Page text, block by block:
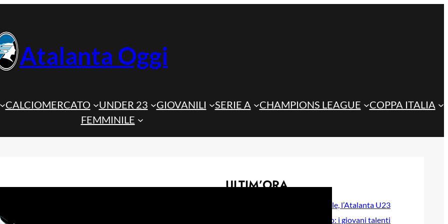
Atalanta Oggi
CALCIOMERCATO UNDER 23 GIOVANILI SERIE A CHAMPIONS LEAGUE
COPPA ITALIA
FEMMINILE
ULTIM’ORA
Steffanoni e Idele, l’Atalanta U23
prepara il futuro: i giovani talenti